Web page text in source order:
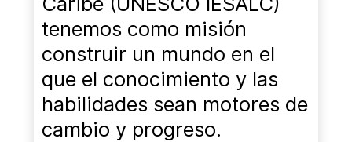
tenemos como misión
construir un mundo en el
que el conocimiento y las
habilidades sean motores de
cambio y progreso.